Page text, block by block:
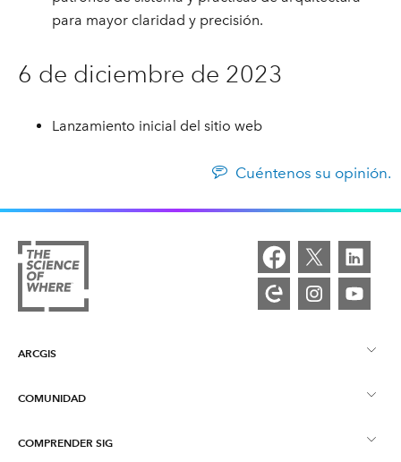
para mayor claridad y precisión.
6 de diciembre de 2023
Lanzamiento inicial del sitio web
Cuéntenos su opinión.
ARCGIS
Descripción general de ArcGIS
Representación cartográfica
COMUNIDAD
Comunidad de Esri
COMPRENDER SIG